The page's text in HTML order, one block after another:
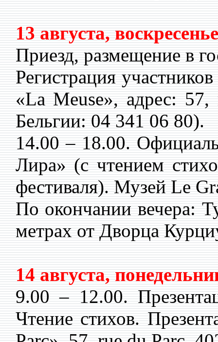
13 августа,
Приезд, размещение в
Регистрация
«La Meuse», адрес:
Бельгии: 04 341 06 80).
14.00 – 18.00.
Лира» (с чтением
фестиваля). Музей Le
По окончании вечера:
метрах от Дворца
14 августа,
9.00 – 12.00.
Чтение стихов.